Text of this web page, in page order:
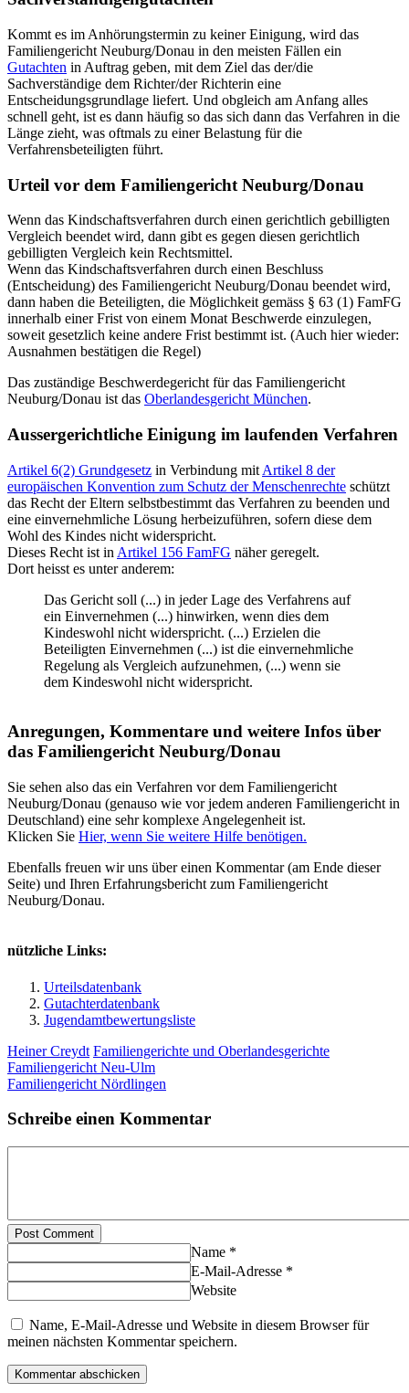
Kommt es im Anhörungstermin zu keiner Einigung, wird das
Familiengericht Neuburg/Donau in den meisten Fällen ein
Gutachten in Auftrag geben, mit dem Ziel das der/die
Sachverständige dem Richter/der Richterin eine
Entscheidungsgrundlage liefert. Und obgleich am Anfang alles
schnell geht, ist es dann häufig so das sich dann das Verfahren in die
Länge zieht, was oftmals zu einer Belastung für die
Verfahrensbeteiligten führt.
Urteil vor dem Familiengericht Neuburg/Donau
Wenn das Kindschaftsverfahren durch einen gerichtlich gebilligten
Vergleich beendet wird, dann gibt es gegen diesen gerichtlich
gebilligten Vergleich kein Rechtsmittel.
Wenn das Kindschaftsverfahren durch einen Beschluss
(Entscheidung) des Familiengericht Neuburg/Donau beendet wird,
dann haben die Beteiligten, die Möglichkeit gemäss § 63 (1) FamFG
innerhalb einer Frist von einem Monat Beschwerde einzulegen,
soweit gesetzlich keine andere Frist bestimmt ist. (Auch hier wieder:
Ausnahmen bestätigen die Regel)
Das zuständige Beschwerdegericht für das Familiengericht
Neuburg/Donau ist das Oberlandesgericht München.
Aussergerichtliche Einigung im laufenden Verfahren
Artikel 6(2) Grundgesetz in Verbindung mit Artikel 8 der
europäischen Konvention zum Schutz der Menschenrechte schützt
das Recht der Eltern selbstbestimmt das Verfahren zu beenden und
eine einvernehmliche Lösung herbeizuführen, sofern diese dem
Wohl des Kindes nicht widerspricht.
Dieses Recht ist in Artikel 156 FamFG näher geregelt.
Dort heisst es unter anderem:
Das Gericht soll (...) in jeder Lage des Verfahrens auf
ein Einvernehmen (...) hinwirken, wenn dies dem
Kindeswohl nicht widerspricht. (...) Erzielen die
Beteiligten Einvernehmen (...) ist die einvernehmliche
Regelung als Vergleich aufzunehmen, (...) wenn sie
dem Kindeswohl nicht widerspricht.
Anregungen, Kommentare und weitere Infos über
das Familiengericht Neuburg/Donau
Sie sehen also das ein Verfahren vor dem Familiengericht
Neuburg/Donau (genauso wie vor jedem anderen Familiengericht in
Deutschland) eine sehr komplexe Angelegenheit ist.
Klicken Sie Hier, wenn Sie weitere Hilfe benötigen.
Ebenfalls freuen wir uns über einen Kommentar (am Ende dieser
Seite) und Ihren Erfahrungsbericht zum Familiengericht
Neuburg/Donau.
nützliche Links:
Urteilsdatenbank
Gutachterdatenbank
Jugendamtbewertungsliste
Heiner Creydt Familiengerichte und Oberlandesgerichte
Familiengericht Neu-Ulm
Familiengericht Nördlingen
Schreibe einen Kommentar
Post Comment
Name *
E-Mail-Adresse *
Website
Name, E-Mail-Adresse und Website in diesem Browser für
meinen nächsten Kommentar speichern.